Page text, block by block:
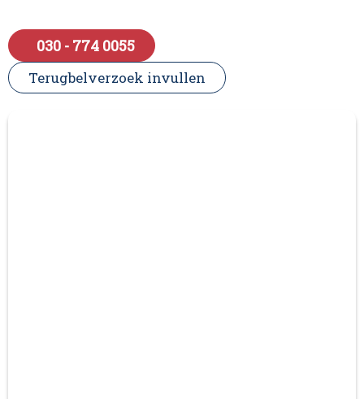
030 - 774 0055
Terugbelverzoek invullen